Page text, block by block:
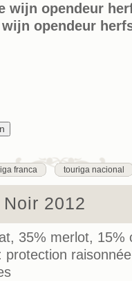
wijn opendeur
opendeur
franca
touriga nacional
2012
35% merlot, 15%
protection